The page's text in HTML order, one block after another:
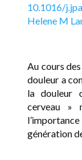
10.1016/
Helene M
Au cours
douleur a
la douleur
cerveau »
génération